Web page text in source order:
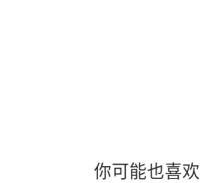
你可能也喜欢